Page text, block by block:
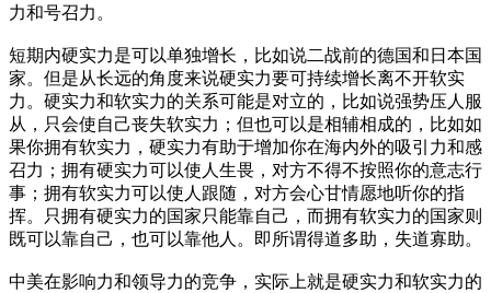
力和号召力。
短期内硬实力是可以单独增长，比如说二战前的德国和日本国
家。但是从长远的角度来说硬实力要可持续增长离不开软实
力。硬实力和软实力的关系可能是对立的，比如说强势压人服
从，只会使自己丧失软实力；但也可以是相辅相成的，比如如
果你拥有软实力，硬实力有助于增加你在海内外的吸引力和感
召力；拥有硬实力可以使人生畏，对方不得不按照你的意志行
事；拥有软实力可以使人跟随，对方会心甘情愿地听你的指
挥。只拥有硬实力的国家只能靠自己，而拥有软实力的国家则
既可以靠自己，也可以靠他人。即所谓得道多助，失道寡助。
中美在影响力和领导力的竞争，实际上就是硬实力和软实力的